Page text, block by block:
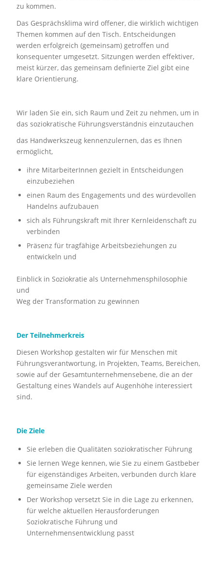
zu kommen.
Das Gesprächsklima wird offener, die wirklich wichtigen
Themen kommen auf den Tisch. Entscheidungen
werden erfolgreich (gemeinsam) getroffen und
konsequenter umgesetzt. Sitzungen werden effektiver,
meist kürzer, das gemeinsam definierte Ziel gibt eine
klare Orientierung.
Wir laden Sie ein, sich Raum und Zeit zu nehmen, um in
das soziokratische Führungsverständnis einzutauchen
das Handwerkszeug kennenzulernen, das es Ihnen
ermöglicht,
ihre MitarbeiterInnen gezielt in Entscheidungen
einzubeziehen
einen Raum des Engagements und des würdevollen
Handelns aufzubauen
sich als Führungskraft mit Ihrer Kernleidenschaft zu
verbinden
Präsenz für tragfähige Arbeitsbeziehungen zu
entwickeln und
Einblick in Soziokratie als Unternehmensphilosophie
und
Weg der Transformation zu gewinnen
Der Teilnehmerkreis
Diesen Workshop gestalten wir für Menschen mit
Führungsverantwortung, in Projekten, Teams, Bereichen,
sowie auf der Gesamtunternehmensebene, die an der
Gestaltung eines Wandels auf Augenhöhe interessiert
sind.
Die Ziele
Sie erleben die Qualitäten soziokratischer Führung
Sie lernen Wege kennen, wie Sie zu einem Gastbeber
für eigenständiges Arbeiten, verbunden durch klare
gemeinsame Ziele werden
Der Workshop versetzt Sie in die Lage zu erkennen,
für welche aktuellen Herausforderungen
Soziokratische Führung und
Unternehmensentwicklung passt